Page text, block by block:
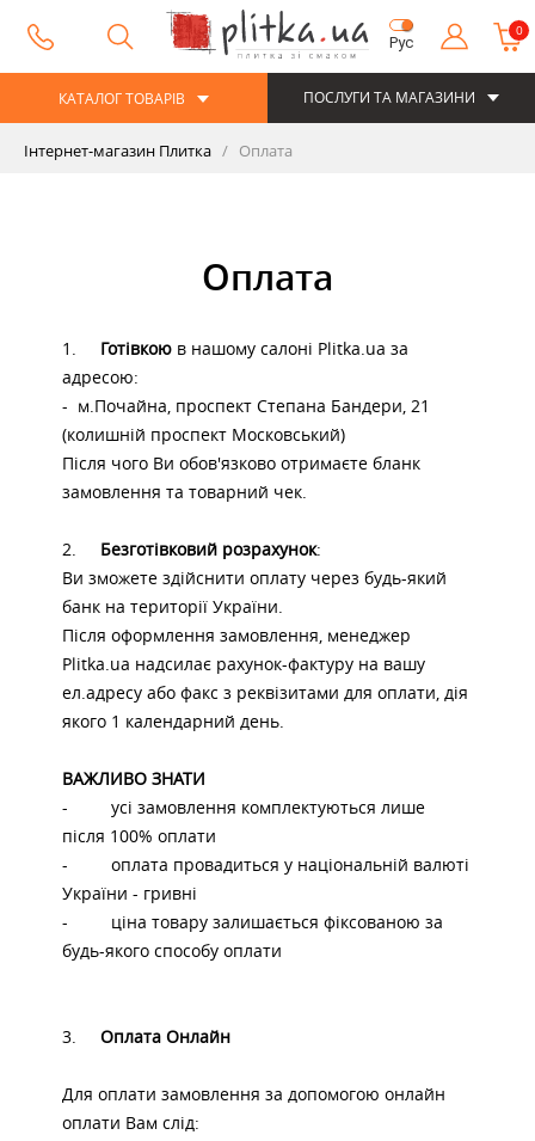
Рус
0
КАТАЛОГ ТОВАРІВ ПОСЛУГИ ТА МАГАЗИНИ
Інтернет-магазин Плитка Оплата
Оплата
1. Готівкою в нашому салоні Plitka.ua за
адресою:
- м.Почайна, проспект Степана Бандери, 21
(колишній проспект Московський)
Після чого Ви обов'язково отримаєте бланк
замовлення та товарний чек.
2. Безготівковий розрахунок:
Ви зможете здійснити оплату через будь-який
банк на території України.
Після оформлення замовлення, менеджер
Plitka.ua надсилає рахунок-фактуру на вашу
ел.адресу або факс з реквізитами для оплати, дія
якого 1 календарний день.
ВАЖЛИВО ЗНАТИ
- усі замовлення комплектуються лише
після 100% оплати
- оплата провадиться у національній валюті
України - гривні
- ціна товару залишається фіксованою за
будь-якого способу оплати
3.Оплата Онлайн
Для оплати замовлення за допомогою онлайн
оплати Вам слід: